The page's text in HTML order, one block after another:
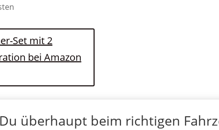
Set mit 2
bei Amazon
überhaupt beim richtigen